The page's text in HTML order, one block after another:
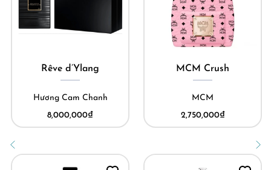
Rêve d’Ylang
Hương Cam Chanh
8,000,000₫
MCM Crush
MCM
2,750,000₫